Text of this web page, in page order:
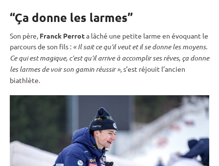
“Ça donne les larmes”
Son père, Franck Perrota lâché une petite larme en évoquant le
parcours de son fils : « Il sait ce qu’il veut et il se donne les moyens.
Ce qui est magique, c’est qu’il arrive à accomplir ses rêves, ça donne
les larmes de voir son gamin réussir », s’est réjouit l’ancien
biathlète.